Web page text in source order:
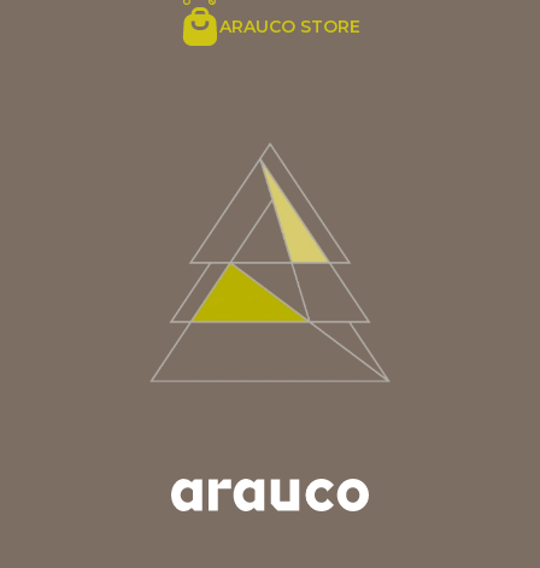
AUS/NZ
ARAUCO STORE